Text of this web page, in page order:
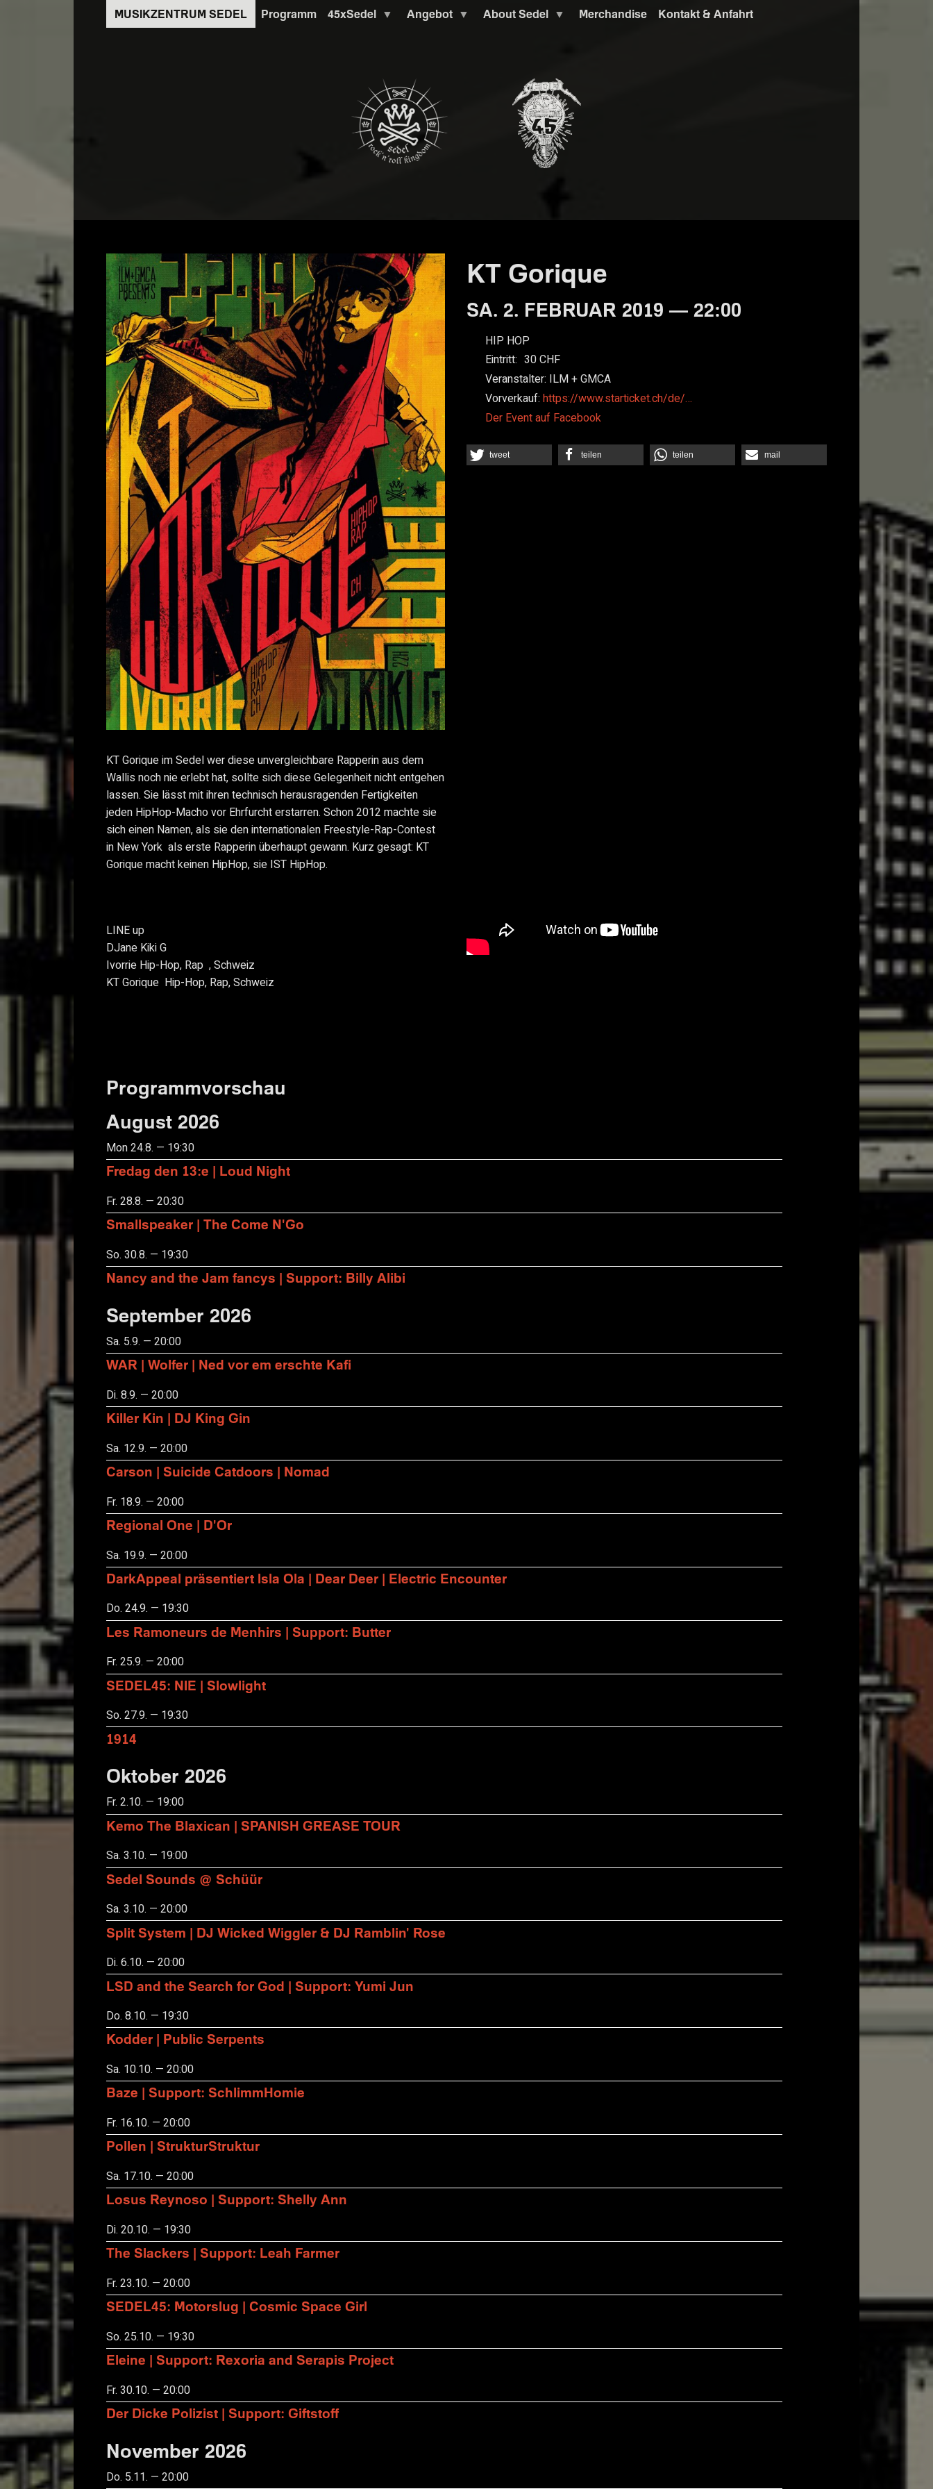
Programm 45xSedel Angebot About Sedel Merchandise Kontakt & Anfahrt
KT Gorique
SA. 2. FEBRUAR 2019 — 22:00
HIP HOP
Eintritt: 30
Veranstalter: ILM + GMCA
Vorverkauf: https://www.starticket.ch/de/…
Der Event auf Facebook
tweet teilen teilen mail
KT Goriqueim Sedel wer diese unvergleichbare Rapperin aus dem
Wallis noch nie erlebt hat, sollte sich diese Gelegenheit nicht entgehen
lassen. Sie lässt mit ihren technisch herausragenden Fertigkeiten
jeden HipHop-Macho vor Ehrfurcht erstarren. Schon 2012 machte sie
sich einen Namen, als sie den internationalen Freestyle-Rap-Contest
in New York als erste Rapperin überhaupt gewann. Kurz gesagt: KT
Gorique macht keinen HipHop, sie IST HipHop.
LINE up
DJane Kiki G
Ivorrie Hip-Hop, Rap , Schweiz
KT Gorique Hip-Hop, Rap, Schweiz
Programmvorschau
August 2026
Mon 24.8. — 19:30
Fredag den 13:e | Loud Night
Fr. 28.8. — 20:30
Smallspeaker | The Come N'Go
So. 30.8. — 19:30
Nancy and the Jam fancys | Support: Billy Alibi
September 2026
Sa. 5.9. — 20:00
WAR | Wolfer | Ned vor em erschte Kafi
Di. 8.9. — 20:00
Killer Kin | DJ King Gin
Sa. 12.9. — 20:00
Carson | Suicide Catdoors | Nomad
Fr. 18.9. — 20:00
Regional One | D'Or
Sa. 19.9. — 20:00
DarkAppeal präsentiert Isla Ola | Dear Deer | Electric Encounter
Do. 24.9. — 19:30
Les Ramoneurs de Menhirs | Support: Butter
Fr. 25.9. — 20:00
SEDEL45: NIE | Slowlight
So. 27.9. — 19:30
1914
Oktober 2026
Fr. 2.10. — 19:00
Kemo The Blaxican | SPANISH GREASE TOUR
Sa. 3.10. — 19:00
Sedel Sounds @ Schüür
Sa. 3.10. — 20:00
Split System | DJ Wicked Wiggler & DJ Ramblin' Rose
Di. 6.10. — 20:00
LSD and the Search for God | Support: Yumi Jun
Do. 8.10. — 19:30
Kodder | Public Serpents
Sa. 10.10. — 20:00
Baze | Support: SchlimmHomie
Fr. 16.10. — 20:00
Pollen | StrukturStruktur
Sa. 17.10. — 20:00
Losus Reynoso | Support: Shelly Ann
Di. 20.10. — 19:30
The Slackers | Support: Leah Farmer
Fr. 23.10. — 20:00
SEDEL45: Motorslug | Cosmic Space Girl
So. 25.10. — 19:30
Eleine | Support: Rexoria and Serapis Project
Fr. 30.10. — 20:00
Der Dicke Polizist | Support: Giftstoff
November 2026
Do. 5.11. — 20:00